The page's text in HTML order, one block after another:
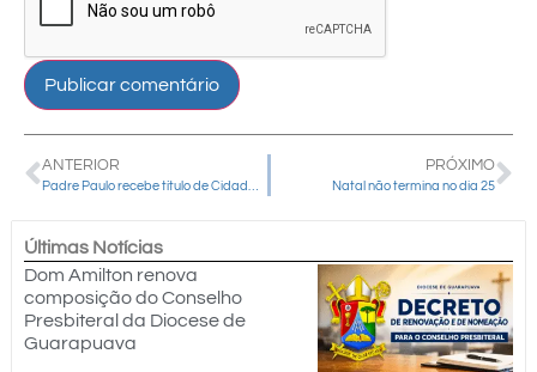
ANTERIOR PRÓXIMO
Natal não termina no dia 25
Últimas Notícias
Dom Amilton renova
composição do Conselho
Presbiteral da Diocese de
Guarapuava